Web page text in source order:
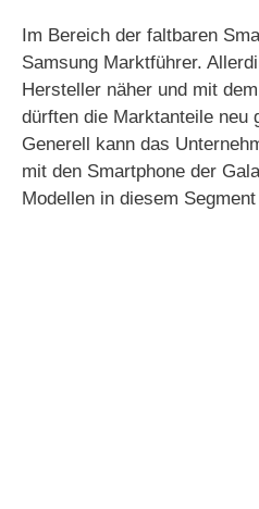
Im Bereich der faltbaren
Samsung Marktführer.
Hersteller näher und mit
dürften die Marktanteile neu
Generell kann das
mit den Smartphone der
Modellen in diesem